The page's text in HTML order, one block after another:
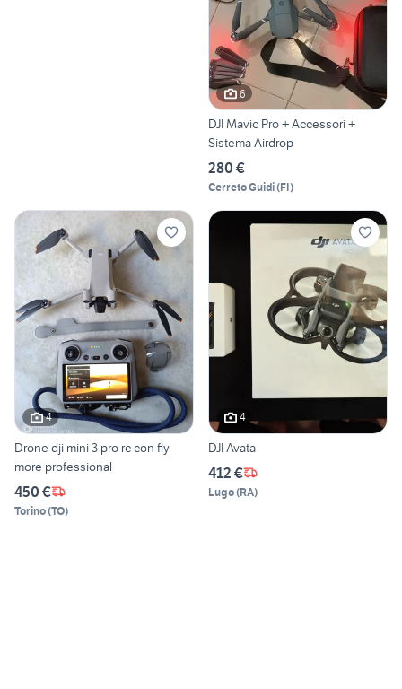
6
DJI Mavic Pro + Accessori +
Sistema Airdrop
280 €
Cerreto Guidi(FI)
4
Drone dji mini 3 pro rc con fly
more professional
450 €
Torino(TO)
4
DJI Avata
412 €
Lugo(RA)